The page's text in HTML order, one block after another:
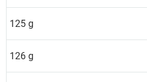
125 g
126 g